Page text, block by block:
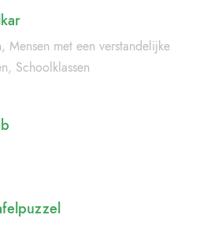
, Mensen met een verstandelijke
, Schoolklassen